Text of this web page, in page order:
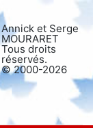
Annick et Serge
MOURARET
Tous droits
réservés.
© 2000-2026